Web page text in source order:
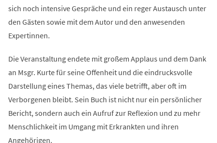
sich noch intensive Gespräche und ein reger Austausch unter
den Gästen sowie mit dem Autor und den anwesenden
Expertinnen.
Die Veranstaltung endete mit großem Applaus und dem Dank
an Msgr. Kurte für seine Offenheit und die eindrucksvolle
Darstellung eines Themas, das viele betrifft, aber oft im
Verborgenen bleibt. Sein Buch ist nicht nur ein persönlicher
Bericht, sondern auch ein Aufruf zur Reflexion und zu mehr
Menschlichkeit im Umgang mit Erkrankten und ihren
Angehörigen.